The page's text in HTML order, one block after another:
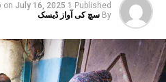
Published
1 year ago
on July 16, 2025
By سچ کی آواز ڈیسک